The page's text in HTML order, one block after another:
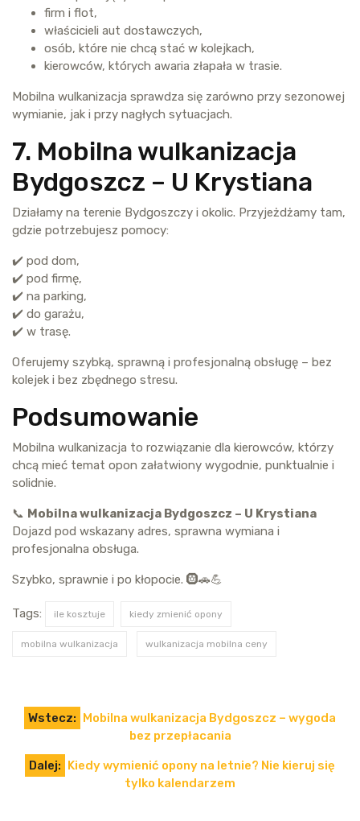
firm i flot,
właścicieli aut dostawczych,
osób, które nie chcą stać w kolejkach,
kierowców, których awaria złapała w trasie.
Mobilna wulkanizacja sprawdza się zarówno przy sezonowej
wymianie, jak i przy nagłych sytuacjach.
7. Mobilna wulkanizacja
Bydgoszcz – U Krystiana
Działamy na terenie Bydgoszczy i okolic. Przyjeżdżamy tam,
gdzie potrzebujesz pomocy:
✔️ pod dom,
✔️ pod firmę,
✔️ na parking,
✔️ do garażu,
✔️ w trasę.
Oferujemy szybką, sprawną i profesjonalną obsługę – bez
kolejek i bez zbędnego stresu.
Podsumowanie
Mobilna wulkanizacja to rozwiązanie dla kierowców, którzy
chcą mieć temat opon załatwiony wygodnie, punktualnie i
solidnie.
📞 Mobilna wulkanizacja Bydgoszcz – U Krystiana
Dojazd pod wskazany adres, sprawna wymiana i
profesjonalna obsługa.
Szybko, sprawnie i po kłopocie. 🛞🚗💪
Tags: ile kosztuje kiedy zmienić opony
mobilna wulkanizacja wulkanizacja mobilna ceny
Nawigacja
Wstecz: Mobilna wulkanizacja Bydgoszcz – wygoda
bez przepłacania
Dalej: Kiedy wymienić opony na letnie? Nie kieruj się
tylko kalendarzem